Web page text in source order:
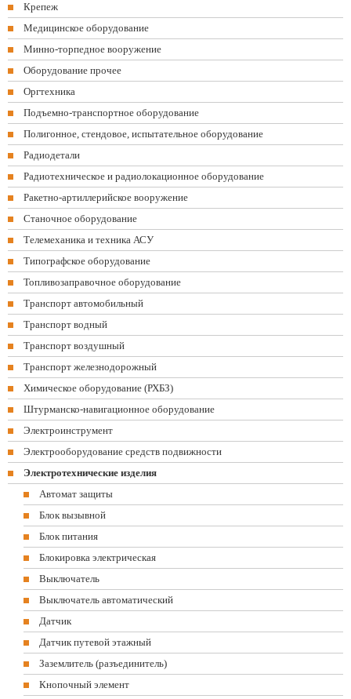
Крепеж
Медицинское оборудование
Минно-торпедное вооружение
Оборудование прочее
Оргтехника
Подъемно-транспортное оборудование
Полигонное, стендовое, испытательное оборудование
Радиодетали
Радиотехническое и радиолокационное оборудование
Ракетно-артиллерийское вооружение
Станочное оборудование
Телемеханика и техника АСУ
Типографское оборудование
Топливозаправочное оборудование
Транспорт автомобильный
Транспорт водный
Транспорт воздушный
Транспорт железнодорожный
Химическое оборудование (РХБЗ)
Штурманско-навигационное оборудование
Электроинструмент
Электрооборудование средств подвижности
Электротехнические изделия
Автомат защиты
Блок вызывной
Блок питания
Блокировка электрическая
Выключатель
Выключатель автоматический
Датчик
Датчик путевой этажный
Заземлитель (разъединитель)
Кнопочный элемент